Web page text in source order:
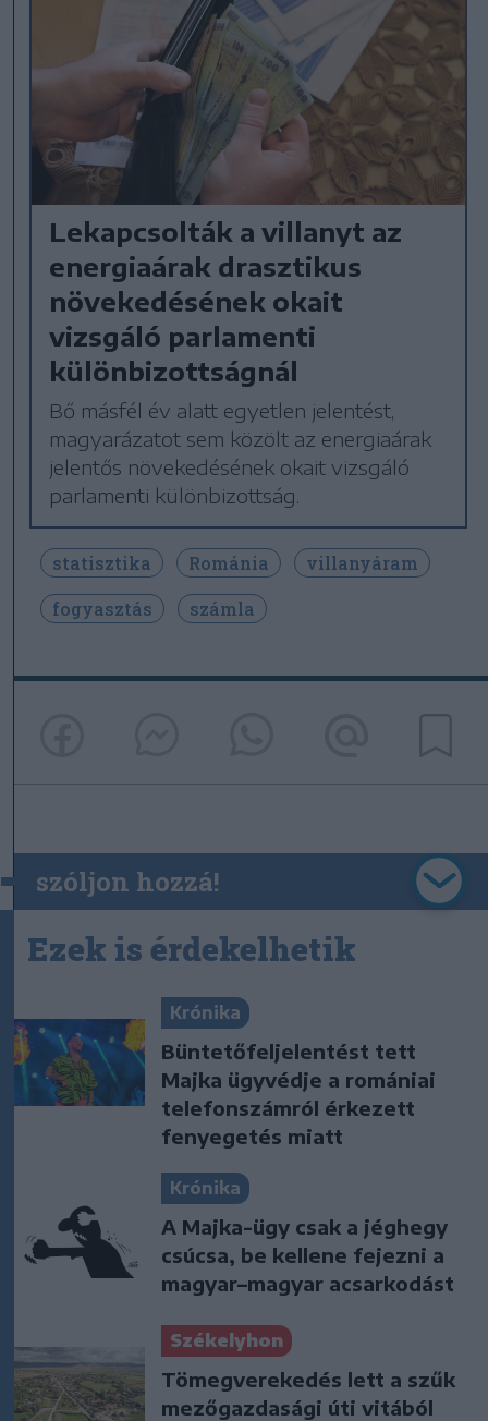
Lekapcsolták a villanyt az
energiaárak drasztikus
növekedésének okait
vizsgáló parlamenti
különbizottságnál
Bő másfél év alatt egyetlen jelentést,
magyarázatot sem közölt az energiaárak
jelentős növekedésének okait vizsgáló
parlamenti különbizottság.
statisztika Románia
villanyáram
fogyasztás
számla
szóljon hozzá!
Ezek is érdekelhetik
Krónika
Büntetőfeljelentést tett
Majka ügyvédje a romániai
telefonszámról érkezett
fenyegetés miatt
Krónika
A Majka-ügy csak a jéghegy
csúcsa, be kellene fejezni a
magyar–magyar acsarkodást
Székelyhon
Tömegverekedés lett a szűk
mezőgazdasági úti vitából